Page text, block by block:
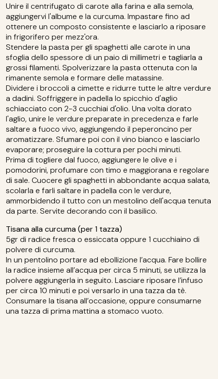
Unire il centrifugato di carote alla farina e alla semola,
aggiungervi l'albume e la curcuma. Impastare fino ad
ottenere un composto consistente e lasciarlo a riposare
in frigorifero per mezz'ora.
Stendere la pasta per gli spaghetti alle carote in una
sfoglia dello spessore di un paio di millimetri e tagliarla a
grossi filamenti. Spolverizzare la pasta ottenuta con la
rimanente semola e formare delle matassine.
Dividere i broccoli a cimette e ridurre tutte le altre verdure
a dadini. Soffriggere in padella lo spicchio d'aglio
schiacciato con 2-3 cucchiai d'olio. Una volta dorato
l'aglio, unire le verdure preparate in precedenza e farle
saltare a fuoco vivo, aggiungendo il peperoncino per
aromatizzare. Sfumare poi con il vino bianco e lasciarlo
evaporare; proseguire la cottura per pochi minuti.
Prima di togliere dal fuoco, aggiungere le olive e i
pomodorini, profumare con timo e maggiorana e regolare
di sale. Cuocere gli spaghetti in abbondante acqua salata,
scolarla e farli saltare in padella con le verdure,
ammorbidendo il tutto con un mestolino dell'acqua tenuta
da parte. Servite decorando con il basilico.
Tisana alla curcuma (per 1 tazza)
5gr di radice fresca o essiccata oppure 1 cucchiaino di
polvere di curcuma.
In un pentolino portare ad ebollizione l’acqua. Fare bollire
la radice insieme all’acqua per circa 5 minuti, se utilizza la
polvere aggiungerla in seguito. Lasciare riposare l’infuso
per circa 10 minuti e poi versarlo in una tazza da tè.
Consumare la tisana all’occasione, oppure consumarne
una tazza di prima mattina a stomaco vuoto.